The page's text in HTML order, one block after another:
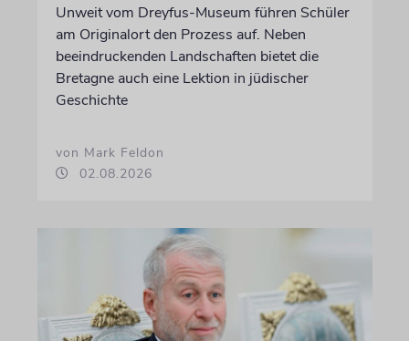
Unweit vom Dreyfus-Museum führen Schüler
am Originalort den Prozess auf. Neben
beeindruckenden Landschaften bietet die
Bretagne auch eine Lektion in jüdischer
Geschichte
von Mark Feldon
02.08.2026